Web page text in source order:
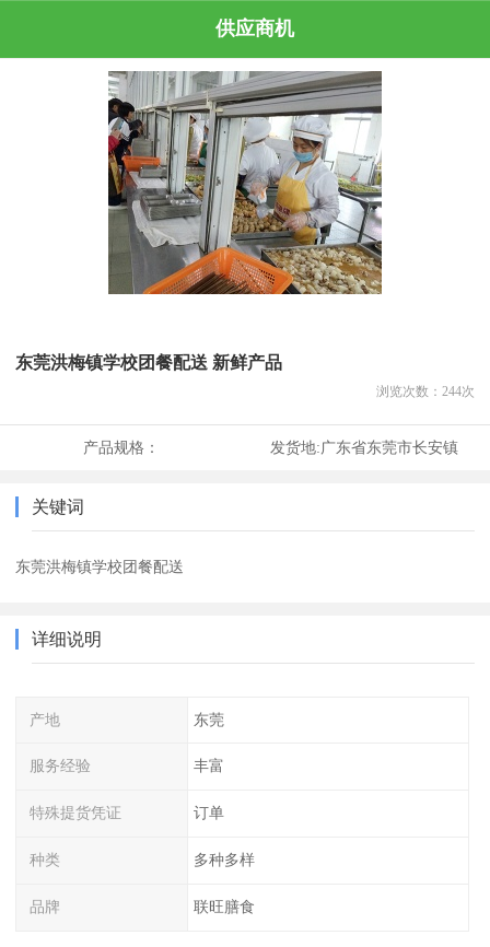
供应商机
东莞洪梅镇学校团餐配送 新鲜产品
浏览次数： 244次
产品规格： 发货地:广东省东莞市长安镇
关键词
东莞洪梅镇学校团餐配送
详细说明
产地 东莞
服务经验 丰富
特殊提货凭证 订单
种类 多种多样
品牌 联旺膳食